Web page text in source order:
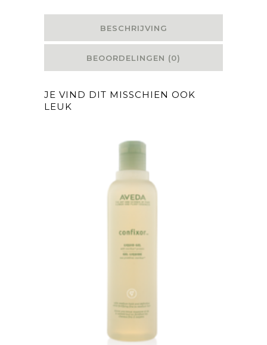
BESCHRIJVING
BEOORDELINGEN (0)
JE VIND DIT MISSCHIEN OOK
LEUK